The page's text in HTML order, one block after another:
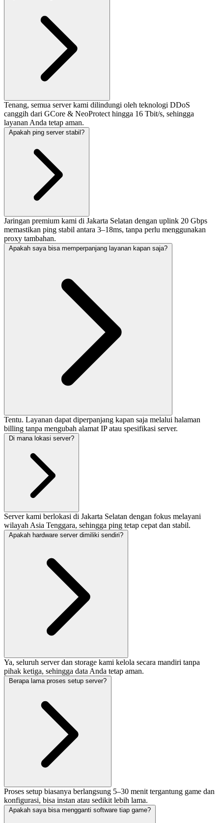
Tenang, semua server kami dilindungi oleh teknologi DDoS
canggih dari GCore & NeoProtect hingga 16 Tbit/s, sehingga
layanan Anda tetap aman.
Apakah ping server stabil?
Jaringan premium kami di Jakarta Selatan dengan uplink 20 Gbps
memastikan ping stabil antara 3–18ms, tanpa perlu menggunakan
proxy tambahan.
Apakah saya bisa memperpanjang layanan kapan saja?
Tentu. Layanan dapat diperpanjang kapan saja melalui halaman
billing tanpa mengubah alamat IP atau spesifikasi server.
Di mana lokasi server?
Server kami berlokasi di Jakarta Selatan dengan fokus melayani
wilayah Asia Tenggara, sehingga ping tetap cepat dan stabil.
Apakah hardware server dimiliki sendiri?
Ya, seluruh server dan storage kami kelola secara mandiri tanpa
pihak ketiga, sehingga data Anda tetap aman.
Berapa lama proses setup server?
Proses setup biasanya berlangsung 5–30 menit tergantung game dan
konfigurasi, bisa instan atau sedikit lebih lama.
Apakah saya bisa mengganti software tiap game?